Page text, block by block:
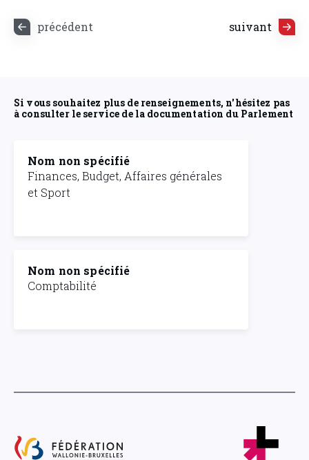
précédent suivant
Si vous souhaitez plus de renseignements, n'hésitez pas
à consulter le service de la documentation du Parlement
Nom non spécifié
Finances, Budget, Affaires générales
et Sport
Nom non spécifié
Comptabilité